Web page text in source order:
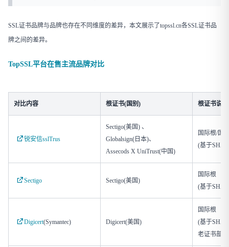
SSL证书品牌与品牌也存在不同维度的差异，本文展示了topssl.cn各SSL证书品
牌之间的差异。
TopSSL平台在售主流品牌对比
对比内容 根证书(国别) 根证书说明
锐安信sslTrus
Sectigo(美国) 、
Globalsign(日本)、
Assecods X UniTrust(中国)
国际根/国
(基于
Sectigo Sectigo(美国)
国际根
(基于
Digicert(Symantec) Digicert(美国)
国际根
(基于
老证书部